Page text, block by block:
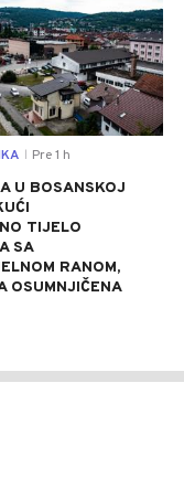
Pre 1 h
U BOSANSKOJ
TIJELO
SA
RANOM,
OSUMNJIČENA